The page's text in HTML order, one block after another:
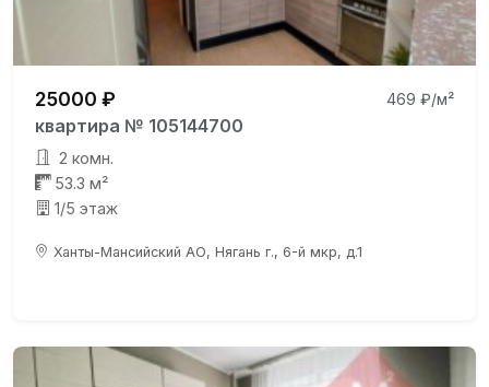
25000 ₽ 469 ₽/м²
квартира № 105144700
2 комн.
53.3 м²
1/5 этаж
Ханты-Мансийский АО, Нягань г., 6-й мкр, д.1